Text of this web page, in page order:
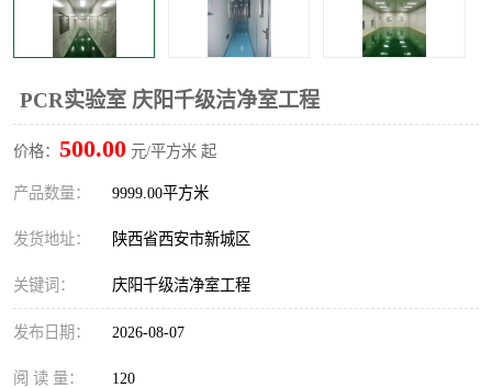
PCR实验室 庆阳千级洁净室工程
价格： 500.00 元/平方米 起
产品数量： 9999.00平方米
发货地址： 陕西省西安市新城区
关键词： 庆阳千级洁净室工程
发布日期： 2026-08-07
阅 读 量： 120